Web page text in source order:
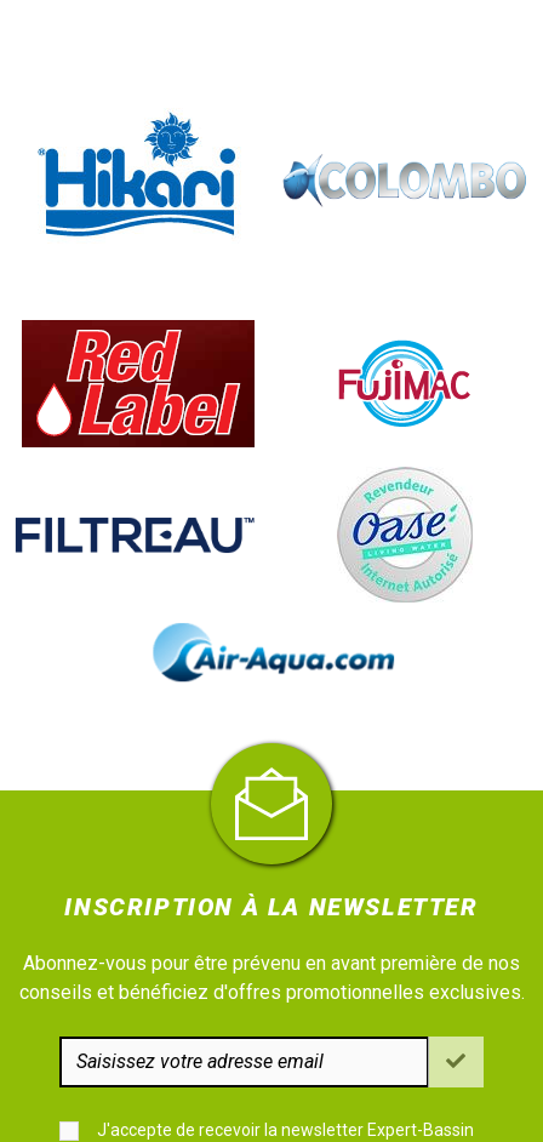
INSCRIPTION À LA NEWSLETTER
Abonnez-vous pour être prévenu en avant première de nos
conseils et bénéficiez d'offres promotionnelles exclusives.
J'accepte de recevoir la newsletter Expert-Bassin